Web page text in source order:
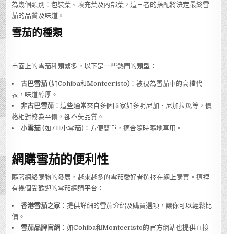
為幾個類別：包裝葉、填充葉及內部葉，這三者的搭配將決定最終雪
茄的品質及味道。
雪茄的種類
市面上的雪茄種類繁多，以下是一些熱門的類型：
古巴雪茄 (如Cohiba和Montecristo)：被視為雪茄中的高檔代
表，味道醇厚。
非古巴雪茄 ：這些通常來自多個國家如多明尼加、尼加拉瓜等，價
格相對較為平價，卻不失品質。
小雪茄 (如711小雪茄)：方便簡單，適合隨時隨地享用。
網購雪茄的便利性
隨著網絡購物的發展，越來越多的雪茄愛好者選擇在網上購買。這裡
有幾個受歡迎的雪茄網購平台：
香港雪茄之家 ：提供詳細的雪茄介紹及購買選項，讓你可以輕鬆比
價。
雪茄品牌官網 ：如Cohiba和Montecristo的官方網站也提供直接